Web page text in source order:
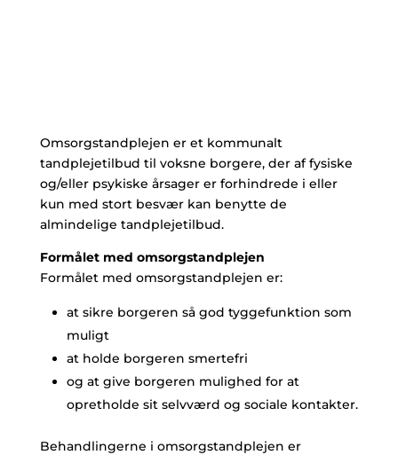
Omsorgstandplejen er et kommunalt
tandplejetilbud til voksne borgere, der af fysiske
og/eller psykiske årsager er forhindrede i eller
kun med stort besvær kan benytte de
almindelige tandplejetilbud.
Formålet med omsorgstandplejen
Formålet med omsorgstandplejen er:
at sikre borgeren så god tyggefunktion som
muligt
at holde borgeren smertefri
og at give borgeren mulighed for at
opretholde sit selvværd og sociale kontakter.
Behandlingerne i omsorgstandplejen er